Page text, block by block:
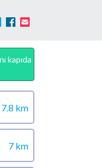
kapıda
7.8 km
7 km